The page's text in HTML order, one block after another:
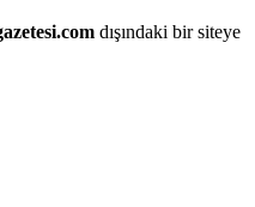
dışındaki bir siteye